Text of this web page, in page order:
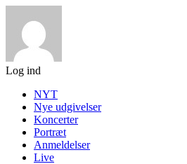
Log ind
NYT
Nye udgivelser
Koncerter
Portræt
Anmeldelser
Live